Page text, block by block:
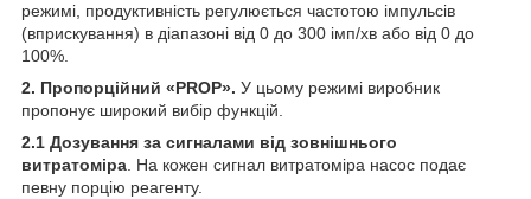
режимі, продуктивність регулюється частотою імпульсів
(вприскування) в діапазоні від 0 до 300 імп/хв або від 0 до
100%.
2. Пропорційний «PROP». У цьому режимі виробник
пропонує широкий вибір функцій.
2.1 Дозування за сигналами від зовнішнього
витратоміра. На кожен сигнал витратоміра насос подає
певну порцію реагенту.